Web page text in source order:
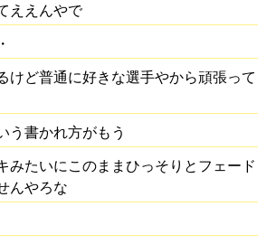
ええんやで
けど普通に好きな選手やから頑張って
う書かれ方がもう
みたいにこのままひっそりとフェード
んやろな